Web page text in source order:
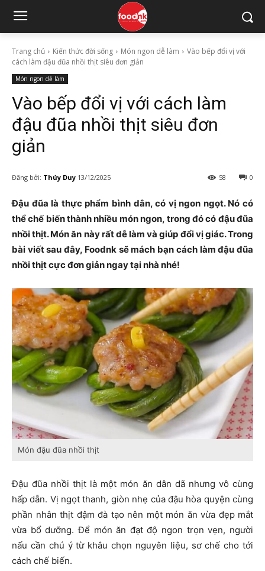
Trang chủ Kiến thức đời sống Món ngon dễ làm
Vào bếp đổi vị với
cách làm đậu đũa nhồi thịt siêu đơn giản
Món ngon dễ làm
Vào bếp đổi vị với cách làm
đậu đũa nhồi thịt siêu đơn
giản
Đăng bởi: Thúy Duy 13/12/2025 0
58
Đậu đũa là thực phẩm bình dân, có vị ngon ngọt. Nó có
thể chế biến thành nhiều món ngon, trong đó có đậu đũa
nhồi thịt. Món ăn này rất dễ làm và giúp đổi vị giác. Trong
bài viết sau đây, Foodnk sẽ mách bạn cách làm đậu đũa
nhồi thịt cực đơn giản ngay tại nhà nhé!
Món đậu đũa nhồi thịt
Đậu đũa nhồi thịt là một món ăn dân dã nhưng vô cùng
hấp dẫn. Vị ngọt thanh, giòn nhẹ của đậu hòa quyện cùng
phần nhân thịt đậm đà tạo nên một món ăn vừa đẹp mắt
vừa bổ dưỡng. Để món ăn đạt độ ngon trọn vẹn, người
nấu cần chú ý từ khâu chọn nguyên liệu, sơ chế cho tới
cách chế biến.